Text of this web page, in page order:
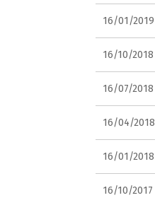
16/01/2019
16/10/2018
16/07/2018
16/04/2018
16/01/2018
16/10/2017